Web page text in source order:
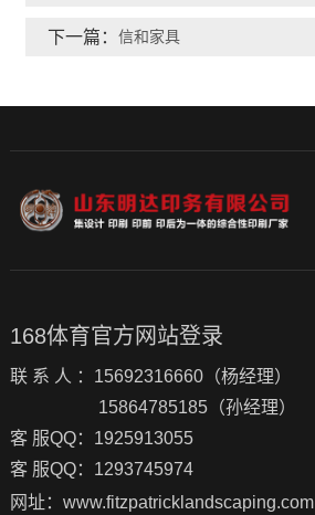
下一篇：信和家具
168体育官方网站登录
联 系 人 ：15692316660（杨经理）
15864785185（孙经理）
客 服QQ：1925913055
客 服QQ：1293745974
网址：www.fitzpatricklandscaping.com